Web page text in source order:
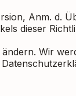
Anm. d.
dieser
Wir